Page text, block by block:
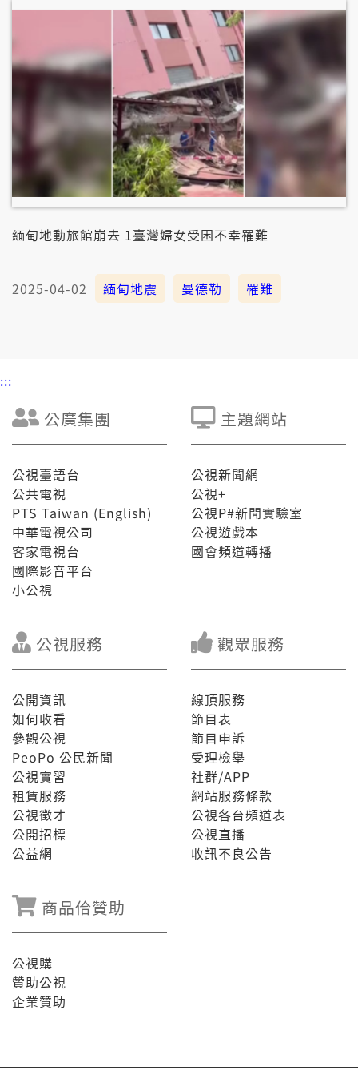
緬甸地動旅館崩去 1臺灣婦女受困不幸罹難
2025-04-02 緬甸地震 曼德勒 罹難
:::
公廣集團
公視臺語台
公共電視
PTS Taiwan (English)
中華電視公司
客家電視台
國際影音平台
小公視
主題網站
公視新聞網
公視+
公視P#新聞實驗室
公視遊戲本
國會頻道轉播
公視服務
公開資訊
如何收看
參觀公視
PeoPo 公民新聞
公視實習
租賃服務
公視徵才
公開招標
公益網
觀眾服務
線頂服務
節目表
節目申訴
受理檢舉
社群/APP
網站服務條款
公視各台頻道表
公視直播
收訊不良公告
商品佮贊助
公視購
贊助公視
企業贊助